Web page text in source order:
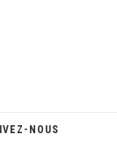
NOUS